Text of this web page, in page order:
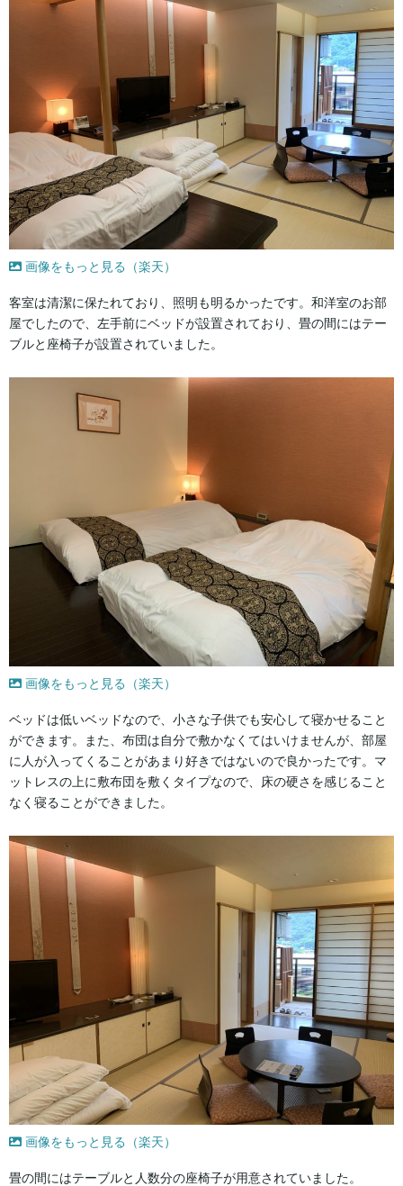
画像をもっと見る（楽天）
客室は清潔に保たれており、照明も明るかったです。和洋室のお部
屋でしたので、左手前にベッドが設置されており、畳の間にはテー
ブルと座椅子が設置されていました。
画像をもっと見る（楽天）
ベッドは低いベッドなので、小さな子供でも安心して寝かせること
ができます。また、布団は自分で敷かなくてはいけませんが、部屋
に人が入ってくることがあまり好きではないので良かったです。マ
ットレスの上に敷布団を敷くタイプなので、床の硬さを感じること
なく寝ることができました。
画像をもっと見る（楽天）
畳の間にはテーブルと人数分の座椅子が用意されていました。